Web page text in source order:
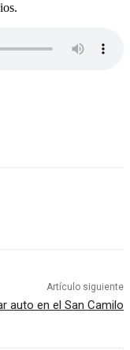
Artículo siguiente
auto en el San Camilo